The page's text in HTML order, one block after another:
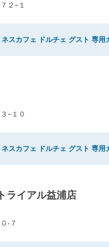
２−１
スカフェ ドルチェ グスト 専用
−１０
スカフェ ドルチェ グスト 専用
ライアル益浦店
-７